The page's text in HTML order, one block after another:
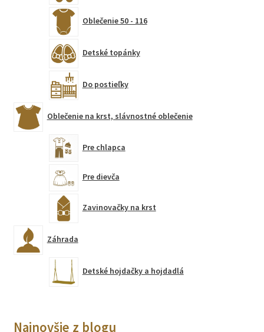
Oblečenie 50 - 116
Detské topánky
Do postieľky
Oblečenie na krst, slávnostné oblečenie
Pre chlapca
Pre dievča
Zavinovačky na krst
Záhrada
Detské hojdačky a hojdadlá
Najnovšie z blogu